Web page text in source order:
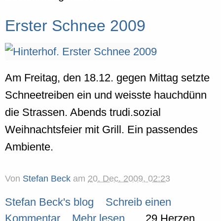
Erster Schnee 2009
Am Freitag, den 18.12. gegen Mittag setzte
Schneetreiben ein und weisste hauchdünn
die Strassen. Abends trudi.sozial
Weihnachtsfeier mit Grill. Ein passendes
Ambiente.
Von Stefan Beck am 20. Dec. 2009, 02:23
Stefan Beck's blog
Schreib einen
Kommentar
Mehr lesen... 29 Herzen